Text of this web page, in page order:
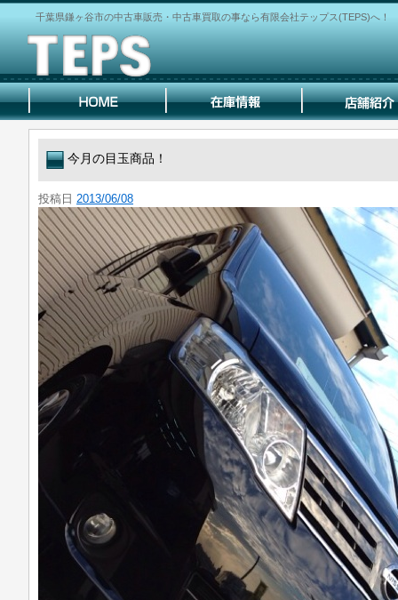
千葉県鎌ヶ谷市の中古車販売・中古車買取の事なら有限会社テップス(TEPS)へ！
今月の目玉商品！
投稿日 2013/06/08